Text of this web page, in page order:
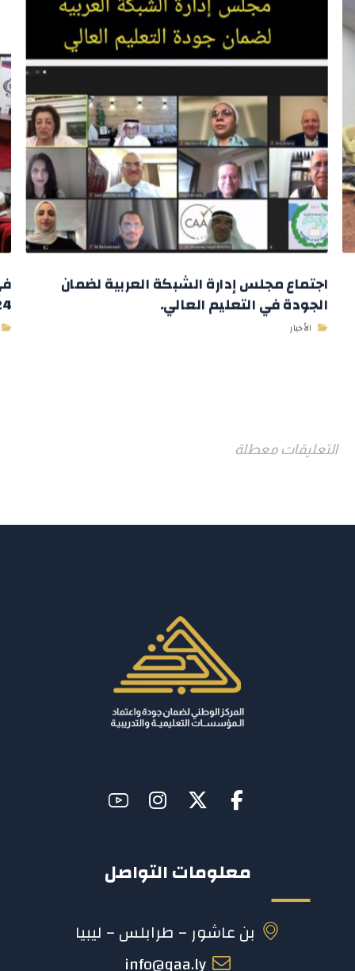
اجتماع مجلس إدارة الشبكة العربية لضمان
الجودة في التعليم العالي.
الأخبار
2024
التعليقات معطلة
معلومات التواصل
بن عاشور – طرابلس – ليبيا
info@qaa.ly